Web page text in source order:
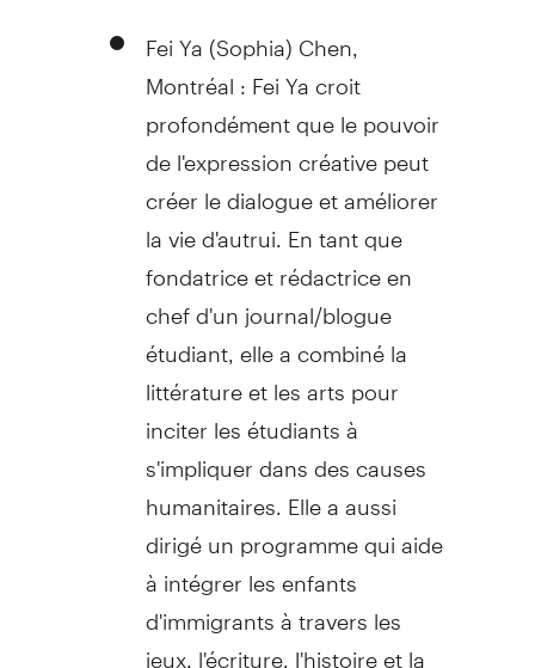
Fei Ya (Sophia) Chen
Montréal :Fei Yacroit
profondément que le pouvoir
de l'expression créative peut
créer le dialogue et améliorer
la vie d'autrui. En tant que
fondatrice et rédactrice en
chef d'un journal/blogue
étudiant, elle a combiné la
littérature et les arts pour
inciter les étudiants à
s'impliquer dans des causes
humanitaires. Elle a aussi
dirigé un programme qui aide
à intégrer les enfants
d'immigrants à travers les
jeux, l'écriture, l'histoire et la